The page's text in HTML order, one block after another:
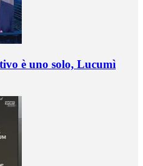
è uno solo, Lucumì